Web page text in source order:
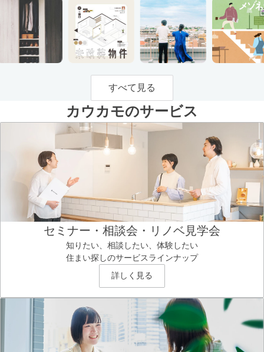
すべて見る
カウカモのサービス
セミナー・相談会・リノベ見学会
知りたい、相談したい、体験したい
住まい探しのサービスラインナップ
詳しく見る